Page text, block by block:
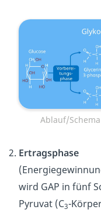
Ablauf/
Ertragsphase
wird GAP in fünf
Pyruvat (C3-